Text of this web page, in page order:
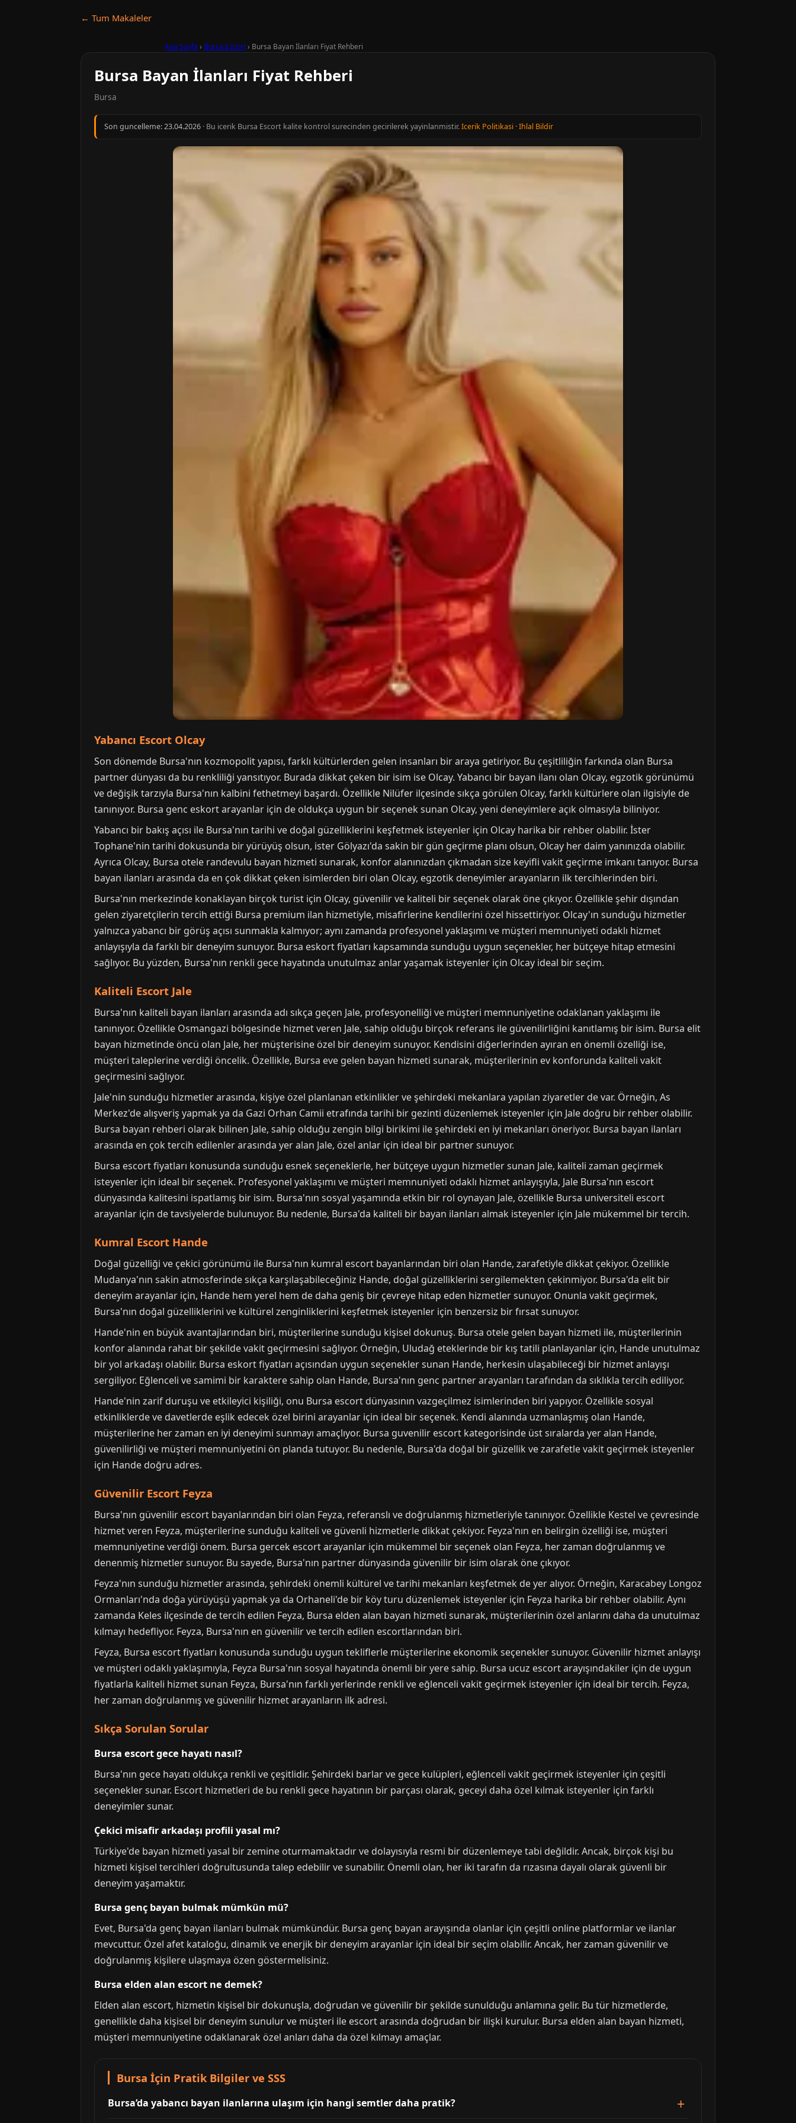
← Tum Makaleler
Ana Sayfa › Bursa Escort› Bursa Bayan İlanları Fiyat Rehberi
Bursa Bayan İlanları Fiyat Rehberi
Bursa
Son guncelleme:23.04.2026 · Bu icerik Bursa Escort kalite kontrol surecinden gecirilerek yayinlanmistir.Icerik Politikasi ·Ihlal Bildir
Yabancı Escort Olcay
Son dönemde Bursa'nın kozmopolit yapısı, farklı kültürlerden gelen insanları bir araya getiriyor. Bu çeşitliliğin farkında olan Bursa
partner dünyası da bu renkliliği yansıtıyor. Burada dikkat çeken bir isim ise Olcay. Yabancı bir bayan ilanı olan Olcay, egzotik görünümü
ve değişik tarzıyla Bursa'nın kalbini fethetmeyi başardı. Özellikle Nilüfer ilçesinde sıkça görülen Olcay, farklı kültürlere olan ilgisiyle de
tanınıyor. Bursa genc eskort arayanlar için de oldukça uygun bir seçenek sunan Olcay, yeni deneyimlere açık olmasıyla biliniyor.
Yabancı bir bakış açısı ile Bursa'nın tarihi ve doğal güzelliklerini keşfetmek isteyenler için Olcay harika bir rehber olabilir. İster
Tophane'nin tarihi dokusunda bir yürüyüş olsun, ister Gölyazı'da sakin bir gün geçirme planı olsun, Olcay her daim yanınızda olabilir.
Ayrıca Olcay, Bursa otele randevulu bayan hizmeti sunarak, konfor alanınızdan çıkmadan size keyifli vakit geçirme imkanı tanıyor. Bursa
bayan ilanları arasında da en çok dikkat çeken isimlerden biri olan Olcay, egzotik deneyimler arayanların ilk tercihlerinden biri.
Bursa'nın merkezinde konaklayan birçok turist için Olcay, güvenilir ve kaliteli bir seçenek olarak öne çıkıyor. Özellikle şehir dışından
gelen ziyaretçilerin tercih ettiği Bursa premium ilan hizmetiyle, misafirlerine kendilerini özel hissettiriyor. Olcay'ın sunduğu hizmetler
yalnızca yabancı bir görüş açısı sunmakla kalmıyor; aynı zamanda profesyonel yaklaşımı ve müşteri memnuniyeti odaklı hizmet
anlayışıyla da farklı bir deneyim sunuyor. Bursa eskort fiyatları kapsamında sunduğu uygun seçenekler, her bütçeye hitap etmesini
sağlıyor. Bu yüzden, Bursa'nın renkli gece hayatında unutulmaz anlar yaşamak isteyenler için Olcay ideal bir seçim.
Kaliteli Escort Jale
Bursa'nın kaliteli bayan ilanları arasında adı sıkça geçen Jale, profesyonelliği ve müşteri memnuniyetine odaklanan yaklaşımı ile
tanınıyor. Özellikle Osmangazi bölgesinde hizmet veren Jale, sahip olduğu birçok referans ile güvenilirliğini kanıtlamış bir isim. Bursa elit
bayan hizmetinde öncü olan Jale, her müşterisine özel bir deneyim sunuyor. Kendisini diğerlerinden ayıran en önemli özelliği ise,
müşteri taleplerine verdiği öncelik. Özellikle, Bursa eve gelen bayan hizmeti sunarak, müşterilerinin ev konforunda kaliteli vakit
geçirmesini sağlıyor.
Jale'nin sunduğu hizmetler arasında, kişiye özel planlanan etkinlikler ve şehirdeki mekanlara yapılan ziyaretler de var. Örneğin, As
Merkez'de alışveriş yapmak ya da Gazi Orhan Camii etrafında tarihi bir gezinti düzenlemek isteyenler için Jale doğru bir rehber olabilir.
Bursa bayan rehberi olarak bilinen Jale, sahip olduğu zengin bilgi birikimi ile şehirdeki en iyi mekanları öneriyor. Bursa bayan ilanları
arasında en çok tercih edilenler arasında yer alan Jale, özel anlar için ideal bir partner sunuyor.
Bursa escort fiyatları konusunda sunduğu esnek seçeneklerle, her bütçeye uygun hizmetler sunan Jale, kaliteli zaman geçirmek
isteyenler için ideal bir seçenek. Profesyonel yaklaşımı ve müşteri memnuniyeti odaklı hizmet anlayışıyla, Jale Bursa'nın escort
dünyasında kalitesini ispatlamış bir isim. Bursa'nın sosyal yaşamında etkin bir rol oynayan Jale, özellikle Bursa universiteli escort
arayanlar için de tavsiyelerde bulunuyor. Bu nedenle, Bursa'da kaliteli bir bayan ilanları almak isteyenler için Jale mükemmel bir tercih.
Kumral Escort Hande
Doğal güzelliği ve çekici görünümü ile Bursa'nın kumral escort bayanlarından biri olan Hande, zarafetiyle dikkat çekiyor. Özellikle
Mudanya'nın sakin atmosferinde sıkça karşılaşabileceğiniz Hande, doğal güzelliklerini sergilemekten çekinmiyor. Bursa'da elit bir
deneyim arayanlar için, Hande hem yerel hem de daha geniş bir çevreye hitap eden hizmetler sunuyor. Onunla vakit geçirmek,
Bursa'nın doğal güzelliklerini ve kültürel zenginliklerini keşfetmek isteyenler için benzersiz bir fırsat sunuyor.
Hande'nin en büyük avantajlarından biri, müşterilerine sunduğu kişisel dokunuş. Bursa otele gelen bayan hizmeti ile, müşterilerinin
konfor alanında rahat bir şekilde vakit geçirmesini sağlıyor. Örneğin, Uludağ eteklerinde bir kış tatili planlayanlar için, Hande unutulmaz
bir yol arkadaşı olabilir. Bursa eskort fiyatları açısından uygun seçenekler sunan Hande, herkesin ulaşabileceği bir hizmet anlayışı
sergiliyor. Eğlenceli ve samimi bir karaktere sahip olan Hande, Bursa'nın genc partner arayanları tarafından da sıklıkla tercih ediliyor.
Hande'nin zarif duruşu ve etkileyici kişiliği, onu Bursa escort dünyasının vazgeçilmez isimlerinden biri yapıyor. Özellikle sosyal
etkinliklerde ve davetlerde eşlik edecek özel birini arayanlar için ideal bir seçenek. Kendi alanında uzmanlaşmış olan Hande,
müşterilerine her zaman en iyi deneyimi sunmayı amaçlıyor. Bursa guvenilir escort kategorisinde üst sıralarda yer alan Hande,
güvenilirliği ve müşteri memnuniyetini ön planda tutuyor. Bu nedenle, Bursa'da doğal bir güzellik ve zarafetle vakit geçirmek isteyenler
için Hande doğru adres.
Güvenilir Escort Feyza
Bursa'nın güvenilir escort bayanlarından biri olan Feyza, referanslı ve doğrulanmış hizmetleriyle tanınıyor. Özellikle Kestel ve çevresinde
hizmet veren Feyza, müşterilerine sunduğu kaliteli ve güvenli hizmetlerle dikkat çekiyor. Feyza'nın en belirgin özelliği ise, müşteri
memnuniyetine verdiği önem. Bursa gercek escort arayanlar için mükemmel bir seçenek olan Feyza, her zaman doğrulanmış ve
denenmiş hizmetler sunuyor. Bu sayede, Bursa'nın partner dünyasında güvenilir bir isim olarak öne çıkıyor.
Feyza'nın sunduğu hizmetler arasında, şehirdeki önemli kültürel ve tarihi mekanları keşfetmek de yer alıyor. Örneğin, Karacabey Longoz
Ormanları'nda doğa yürüyüşü yapmak ya da Orhaneli'de bir köy turu düzenlemek isteyenler için Feyza harika bir rehber olabilir. Aynı
zamanda Keles ilçesinde de tercih edilen Feyza, Bursa elden alan bayan hizmeti sunarak, müşterilerinin özel anlarını daha da unutulmaz
kılmayı hedefliyor. Feyza, Bursa'nın en güvenilir ve tercih edilen escortlarından biri.
Feyza, Bursa escort fiyatları konusunda sunduğu uygun tekliflerle müşterilerine ekonomik seçenekler sunuyor. Güvenilir hizmet anlayışı
ve müşteri odaklı yaklaşımıyla, Feyza Bursa'nın sosyal hayatında önemli bir yere sahip. Bursa ucuz escort arayışındakiler için de uygun
fiyatlarla kaliteli hizmet sunan Feyza, Bursa'nın farklı yerlerinde renkli ve eğlenceli vakit geçirmek isteyenler için ideal bir tercih. Feyza,
her zaman doğrulanmış ve güvenilir hizmet arayanların ilk adresi.
Sıkça Sorulan Sorular
Bursa escort gece hayatı nasıl?
Bursa'nın gece hayatı oldukça renkli ve çeşitlidir. Şehirdeki barlar ve gece kulüpleri, eğlenceli vakit geçirmek isteyenler için çeşitli
seçenekler sunar. Escort hizmetleri de bu renkli gece hayatının bir parçası olarak, geceyi daha özel kılmak isteyenler için farklı
deneyimler sunar.
Çekici misafir arkadaşı profili yasal mı?
Türkiye'de bayan hizmeti yasal bir zemine oturmamaktadır ve dolayısıyla resmi bir düzenlemeye tabi değildir. Ancak, birçok kişi bu
hizmeti kişisel tercihleri doğrultusunda talep edebilir ve sunabilir. Önemli olan, her iki tarafın da rızasına dayalı olarak güvenli bir
deneyim yaşamaktır.
Bursa genç bayan bulmak mümkün mü?
Evet, Bursa'da genç bayan ilanları bulmak mümkündür. Bursa genç bayan arayışında olanlar için çeşitli online platformlar ve ilanlar
mevcuttur. Özel afet kataloğu, dinamik ve enerjik bir deneyim arayanlar için ideal bir seçim olabilir. Ancak, her zaman güvenilir ve
doğrulanmış kişilere ulaşmaya özen göstermelisiniz.
Bursa elden alan escort ne demek?
Elden alan escort, hizmetin kişisel bir dokunuşla, doğrudan ve güvenilir bir şekilde sunulduğu anlamına gelir. Bu tür hizmetlerde,
genellikle daha kişisel bir deneyim sunulur ve müşteri ile escort arasında doğrudan bir ilişki kurulur. Bursa elden alan bayan hizmeti,
müşteri memnuniyetine odaklanarak özel anları daha da özel kılmayı amaçlar.
Bursa İçin Pratik Bilgiler ve SSS
Bursa’da yabancı bayan ilanlarına ulaşım için hangi semtler daha pratik?